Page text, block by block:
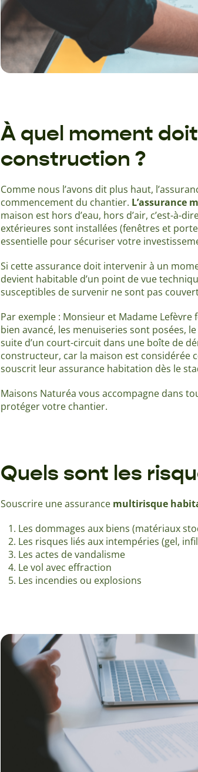
À quel moment
construction ?
Comme nous l’avons dit plus haut,
commencement du chantier. L’assurance
maison est hors d’eau, hors d’air, c’est-à-
extérieures sont installées (fenêtres et
essentielle pour sécuriser votre
Si cette assurance doit intervenir à un
devient habitable d’un point de vue
susceptibles de survenir ne sont pas
Par exemple : Monsieur et Madame
bien avancé, les menuiseries sont posées,
suite d’un court-circuit dans une boîte de
constructeur, car la maison est considérée
souscrit leur assurance habitation dès le
Maisons Naturéa vous accompagne dans
protéger votre chantier.
Quels sont les
Souscrire une assurance multirisque
Les dommages aux biens (matériaux
Les risques liés aux intempéries (gel,
Les actes de vandalisme
Le vol avec effraction
Les incendies ou explosions